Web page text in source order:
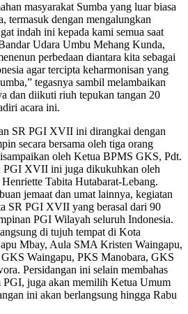
masyarakat Sumba yang luar biasa
termasuk dengan mengalungkan
indah ini kepada kami semua saat
Udara Umbu Mehang Kunda,
perbedaan diantara kita sebagai
agar tercipta keharmonisan yang
tegasnya sambil melambaikan
dan diikuti riuh tepukan tangan 20
acara ini.
SR PGI XVII ini dirangkai dengan
secara bersama oleh tiga orang
oleh Ketua BPMS GKS, Pdt.
PGI XVII ini juga dikukuhkan oleh
Tabita Hutabarat-Lebang.
jemaat dan umat lainnya, kegiatan
SR PGI XVII yang berasal dari 90
PGI Wilayah seluruh Indonesia.
di tujuh tempat di Kota
Mbay, Aula SMA Kristen Waingapu,
Waingapu, PKS Manobara, GKS
Persidangan ini selain membahas
juga akan memilih Ketua Umum
ini akan berlangsung hingga Rabu